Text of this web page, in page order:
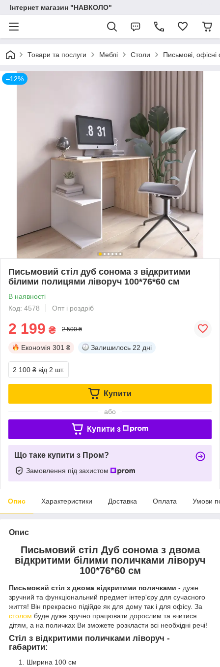
Інтернет магазин "НАВКОЛО"
Товари та послуги Меблі Столи Письмові, офісні
–12%
Письмовий стіл дуб сонома з відкритими
білими полицями ліворуч 100*76*60 см
В наявності
Код: 4578
Опт і роздріб
2 199 ₴ 2 500 ₴
Економія 301 ₴ Залишилось 22 дні
2 100 ₴ від 2 шт.
Купити
або
Купити з
Що таке купити з Пром?
Замовлення під захистом
Опис Характеристики Доставка Оплата Умови
Опис
Письмовий стіл Дуб сонома з двома
відкритими білими поличками ліворуч
100*76*60 см
Письмовий стіл з двома відкритими поличками - дуже
зручний та функціональний предмет інтер'єру для сучасного
життя! Він прекрасно підійде як для дому так і для офісу. За
столом буде дуже зручно працювати дорослим та вчитися
дітям, а на поличках Ви зможете розкласти всі необхідні речі!
Стіл з відкритими поличками ліворуч -
габарити:
Ширина 100 см